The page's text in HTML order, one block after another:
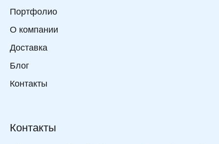
Портфолио
О компании
Доставка
Блог
Контакты
Контакты